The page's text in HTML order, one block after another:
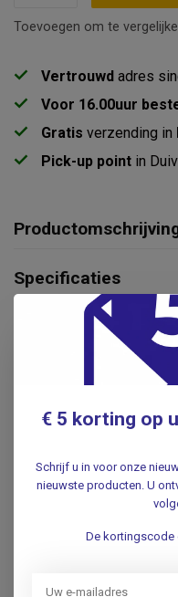
Toevoegen om te
Vertrouwd adres
Voor 16.00uur
Gratis verzending in
Pick-up point in
Specificaties
VOSMEDISCH
Poster
Nederlands/
model van
€ 5 korting op
Schrijf u in voor onze
nieuwste producten. U
De kortingscode